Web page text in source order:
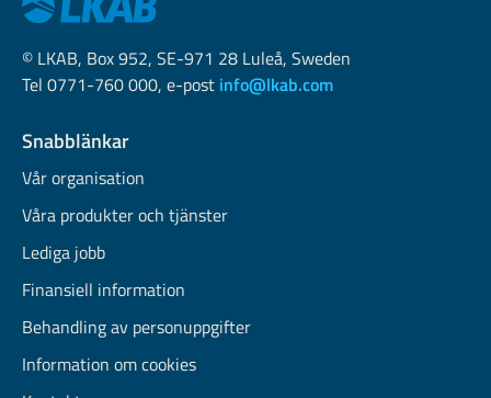
© LKAB, Box 952, SE-971 28 Luleå, Sweden
Tel 0771-760 000, e-post info@lkab.com
Snabblänkar
Vår organisation
Våra produkter och tjänster
Lediga jobb
Finansiell information
Behandling av personuppgifter
Information om cookies